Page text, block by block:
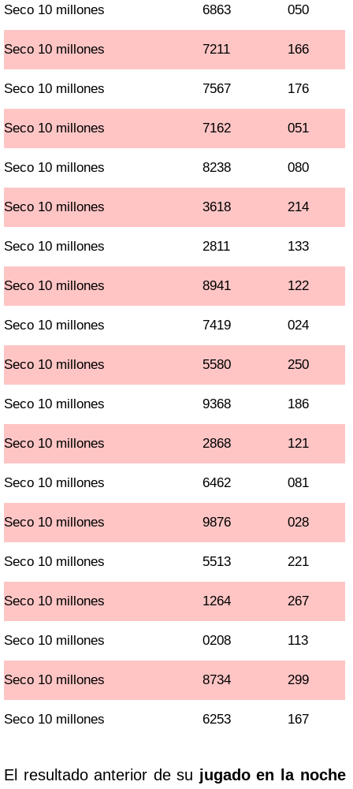
Seco 10 millones 6863 050
Seco 10 millones 7211 166
Seco 10 millones 7567 176
Seco 10 millones 7162 051
Seco 10 millones 8238 080
Seco 10 millones 3618 214
Seco 10 millones 2811 133
Seco 10 millones 8941 122
Seco 10 millones 7419 024
Seco 10 millones 5580 250
Seco 10 millones 9368 186
Seco 10 millones 2868 121
Seco 10 millones 6462 081
Seco 10 millones 9876 028
Seco 10 millones 5513 221
Seco 10 millones 1264 267
Seco 10 millones 0208 113
Seco 10 millones 8734 299
Seco 10 millones 6253 167
El resultado anterior de su jugado en la noche